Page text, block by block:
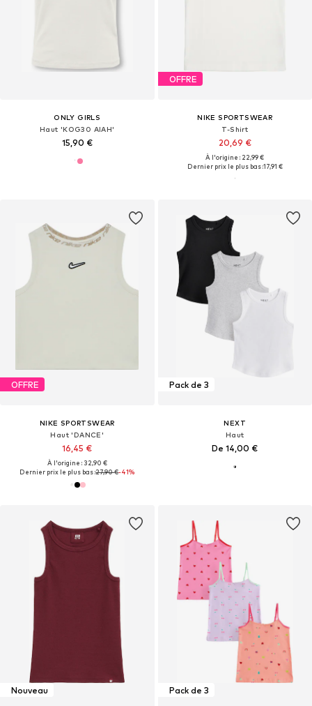
ONLY GIRLS
Haut 'KOG30 AIAH'
15,90 €
OFFRE
NIKE SPORTSWEAR
T-Shirt
20,69 €
À l'origine : 22,99 €
Dernier prix le plus bas :17,91 €
OFFRE
NIKE SPORTSWEAR
Haut 'DANCE'
16,45 €
À l'origine : 32,90 €
Dernier prix le plus bas :27,90 €-41%
Pack de 3
NEXT
Haut
De 14,00 €
Nouveau Pack de 3